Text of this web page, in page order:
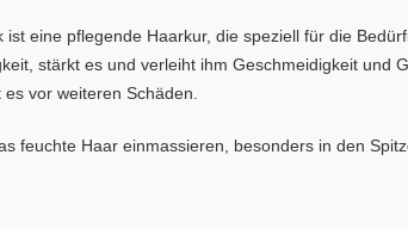
ist eine pflegende Haarkur, die speziell für die
stärkt es und verleiht ihm Geschmeidigkeit und
vor weiteren Schäden.
feuchte Haar einmassieren, besonders in den